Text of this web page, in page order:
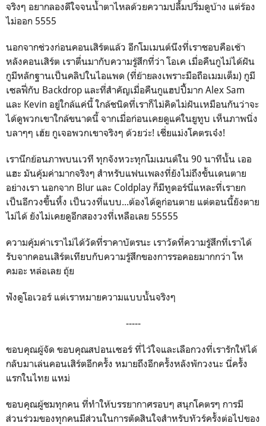
จริงๆ อยากลองดีใจจนน้ำตาไหลด้วยความปลื้มปริ่มดูบ้าง แต่ร้อง
ไม่ออก 5555
นอกจากช่วงก่อนคอนเสิร์ตแล้ว อีกโมเมนต์นึงที่เราชอบคือเช้า
หลังคอนเสิร์ต เราตื่นมากับความรู้สึกที่ว่า โอเค เมื่อคืนกูไม่ได้ฝัน
กูมีหลักฐานเป็นคลิปในไอแพด (ที่ย้ายลงเพราะมือถือเมมเต็ม) กูมี
เซลฟี่กับ Backdrop และที่สำคัญเมื่อคืนกูแฮปปี้มาก Alex Sam
และ Kevin อยู่ใกล้แค่นี้ ใกล้ชนิดที่เราก็ไม่คิดไม่ฝันเหมือนกันว่าจะ
ได้ดูพวกเขาใกล้ขนาดนี้ จากเมื่อก่อนเคยดูแค่ในยูทูบ เห็นภาพนิ่ง
บลาๆๆ เฮ้ย กูเจอพวกเขาจริงๆ ด้วยว่ะ! เชี่ยแม่งโคตรเจ๋ง!
เรานึกย้อนภาพบนเวที ทุกจังหวะทุกโมเมนต์ใน 90 นาทีนั้น เออ
แฮะ มันคุ้มค่ามากจริงๆ สำหรับแฟนเพลงที่ยังไม่ถึงขั้นเดนตาย
อย่างเรา นอกจาก Blur และ Coldplay ก็มีทูดอร์นี่แหละที่เรายก
เป็นอีกวงขึ้นหิ้ง เป็นวงที่แบบ...ต้องได้ดูก่อนตาย แต่ตอนนี้ยังตาย
ไม่ได้ ยังไม่เคยดูอีกสองวงที่เหลือเลย 55555
ความคุ้มค่าเราไม่ได้วัดที่ราคาบัตรนะ เราวัดที่ความรู้สึกที่เราได้
รับจากคอนเสิร์ตเทียบกับความรู้สึกของการรอคอยมากกว่า โห
คมอะ หล่อเลย ถุ้ย
ฟังดูโอเวอร์ แต่เราหมายความแบบนั้นจริงๆ
-----
ขอบคุณผู้จัด ขอบคุณสปอนเซอร์ ที่ไว้ใจและเลือกวงที่เรารักให้ได้
กลับมาเล่นคอนเสิร์ตอีกครั้ง หมายถึงอีกครั้งหลังพักวงนะ นี่ครั้ง
แรกในไทย แหม่
ขอบคุณผู้ชมทุกคน ที่ทำให้บรรยากาศรอบๆ สนุกโคตรๆ การมี
ส่วนร่วมของทุกคนมีส่วนในการตัดสินใจสำหรับทัวร์ครั้งต่อไปของ